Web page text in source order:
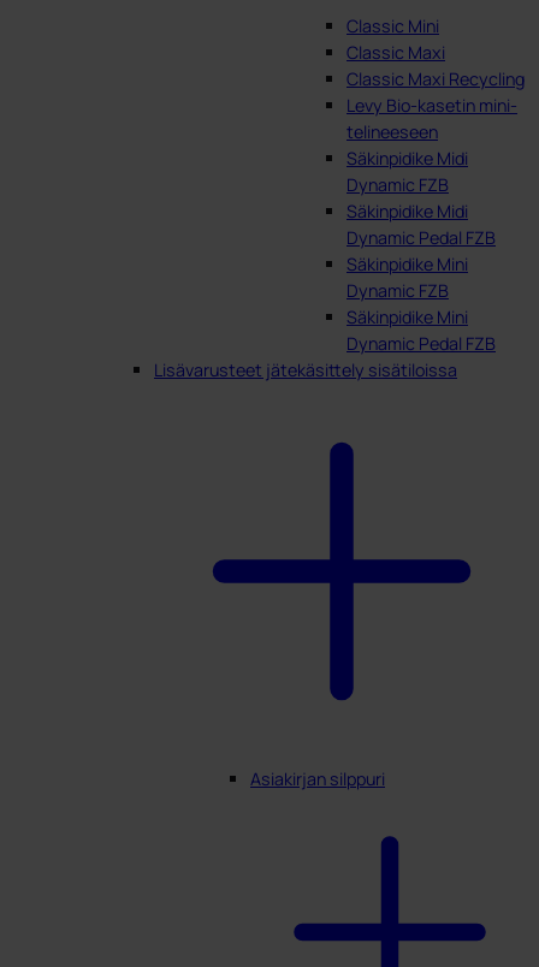
Classic Mini
Classic Maxi
Classic Maxi Recycling
Levy Bio-kasetin mini-
telineeseen
Säkinpidike Midi
Dynamic FZB
Säkinpidike Midi
Dynamic Pedal FZB
Säkinpidike Mini
Dynamic FZB
Säkinpidike Mini
Dynamic Pedal FZB
Lisävarusteet jätekäsittely sisätiloissa
Asiakirjan silppuri